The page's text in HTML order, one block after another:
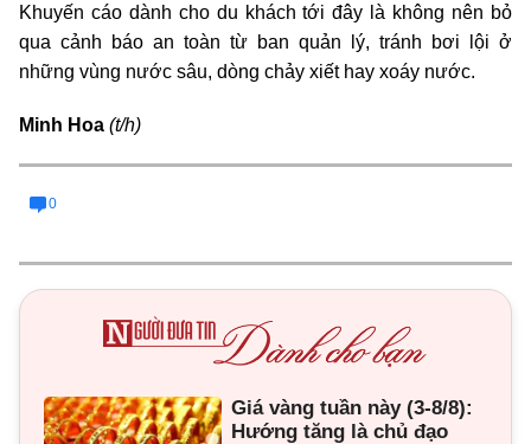
Khuyến cáo dành cho du khách tới đây là không nên bỏ
qua cảnh báo an toàn từ ban quản lý, tránh bơi lội ở
những vùng nước sâu, dòng chảy xiết hay xoáy nước.
Minh Hoa (t/h)
0
Giá vàng tuần này (3-8/8):
Hướng tăng là chủ đạo